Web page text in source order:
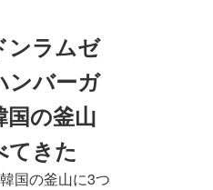
ンラムゼ
ンバーガ
国の釜山
てきた
国の釜山に3つ